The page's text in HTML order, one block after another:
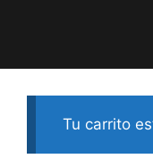
Tu carrito